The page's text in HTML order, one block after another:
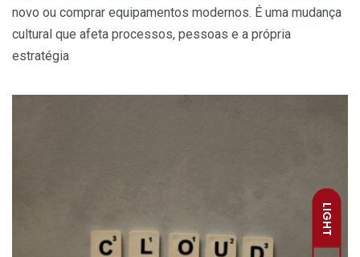
LIGHT
novo ou comprar equipamentos modernos. É uma mudança
cultural que afeta processos, pessoas e a própria
estratégia